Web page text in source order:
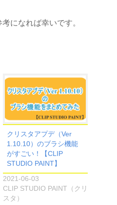
になれば幸いです。
クリスタアプデ（Ver
1.10.10）のブラシ機能
がすごい！【CLIP
STUDIO PAINT】
2021-06-03
CLIP STUDIO PAINT（クリ
スタ）